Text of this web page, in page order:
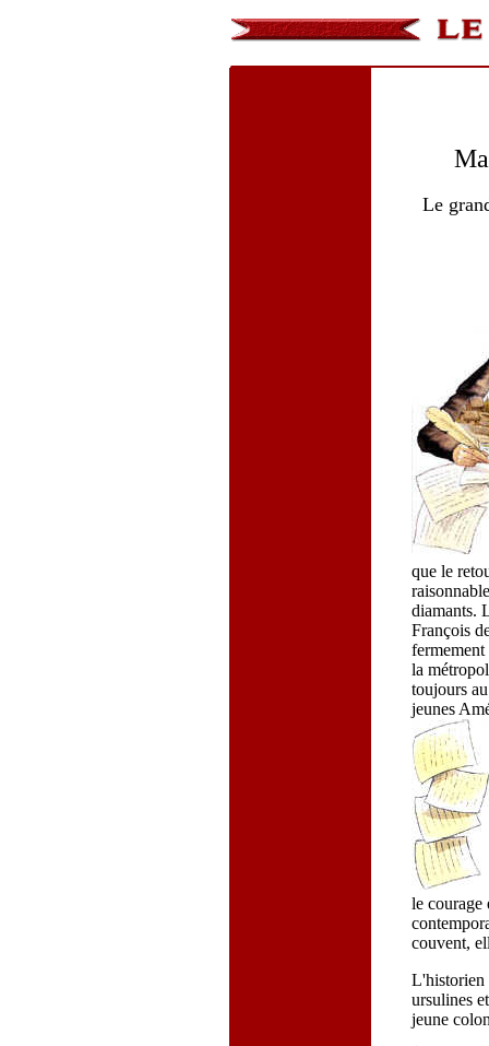
Le
que le
diamants.
François
la
toujours
jeunes
le courage
couvent,
L'historien
ursulines
jeune